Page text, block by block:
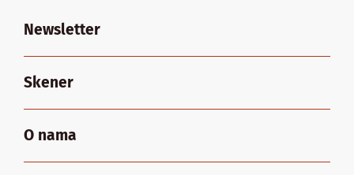
Newsletter
Skener
O nama